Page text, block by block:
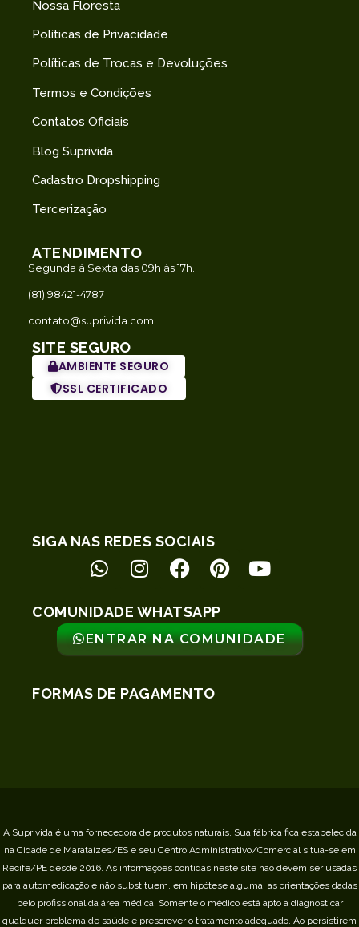
Nossa Floresta
Políticas de Privacidade
Políticas de Trocas e Devoluções
Termos e Condições
Contatos Oficiais
Blog Suprivida
Cadastro Dropshipping
Tercerização
ATENDIMENTO
Segunda à Sexta das 09h às 17h.
(81) 98421-4787
contato@suprivida.com
SITE SEGURO
AMBIENTE SEGURO
SSL CERTIFICADO
SIGA NAS REDES SOCIAIS
COMUNIDADE WHATSAPP
ENTRAR NA COMUNIDADE
FORMAS DE PAGAMENTO
A Suprivida é uma fornecedora de produtos naturais. Sua fábrica fica estabelecida
na Cidade de Marataízes/ES e seu Centro Administrativo/Comercial situa-se em
Recife/PE desde 2016. As informações contidas neste site não devem ser usadas
para automedicação e não substituem, em hipótese alguma, as orientações dadas
pelo profissional da área médica. Somente o médico está apto a diagnosticar
qualquer problema de saúde e prescrever o tratamento adequado. Ao persistirem